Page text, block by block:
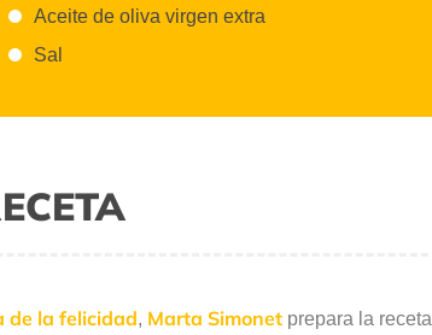
Aceite de oliva virgen extra
Sal
de la felicidad, Marta Simonet prepara la receta